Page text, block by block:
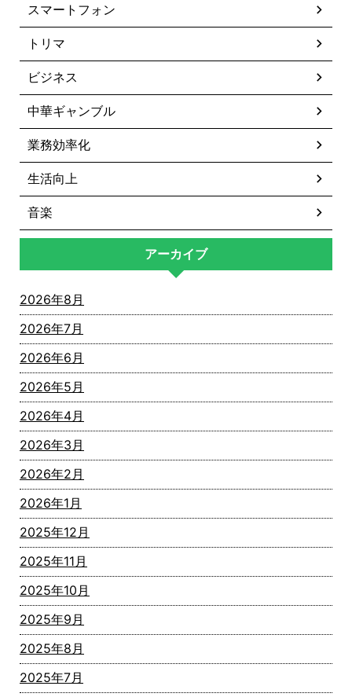
スマートフォン
トリマ
ビジネス
中華ギャンブル
業務効率化
生活向上
音楽
アーカイブ
2026年8月
2026年7月
2026年6月
2026年5月
2026年4月
2026年3月
2026年2月
2026年1月
2025年12月
2025年11月
2025年10月
2025年9月
2025年8月
2025年7月